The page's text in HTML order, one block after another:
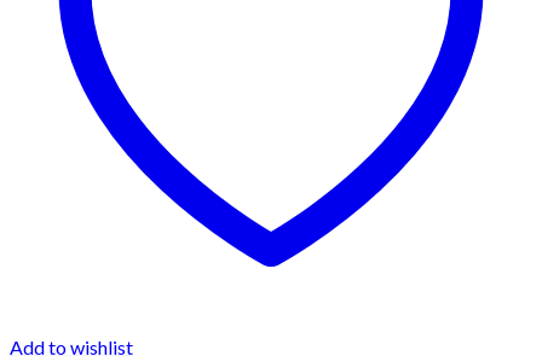
Add to wishlist